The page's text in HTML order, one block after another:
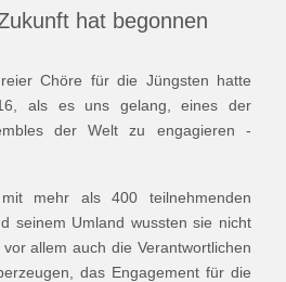
hat begonnen
Chöre für die Jüngsten hatte
als es uns gelang, eines der
der Welt zu engagieren -
mehr als 400 teilnehmenden
seinem Umland wussten sie nicht
allem auch die Verantwortlichen
das Engagement für die